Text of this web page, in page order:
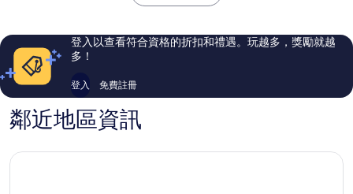
評
論
評
論
登入以查看符合資格的折扣和禮遇。玩越多，獎勵就越
多！
登入 免費註冊
鄰近地區資訊